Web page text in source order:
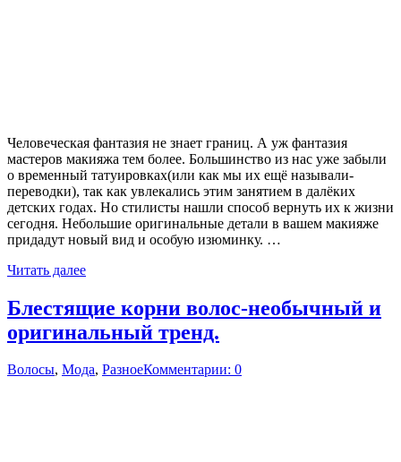
Человеческая фантазия не знает границ. А уж фантазия
мастеров макияжа тем более. Большинство из нас уже забыли
о временный татуировках(или как мы их ещё называли-
переводки), так как увлекались этим занятием в далёких
детских годах. Но стилисты нашли способ вернуть их к жизни
сегодня. Небольшие оригинальные детали в вашем макияже
придадут новый вид и особую изюминку. …
Читать далее
Блестящие корни волос-необычный и
оригинальный тренд.
Волосы, Мода, РазноеКомментарии: 0